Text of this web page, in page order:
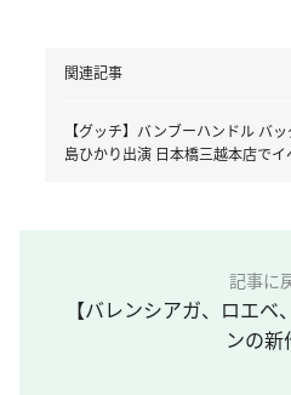
関連記事
【グッチ】バンブーハンドル バ
島ひかり出演 日本橋三越本店でイ
記事に
【バレンシアガ、ロエ
ンの新